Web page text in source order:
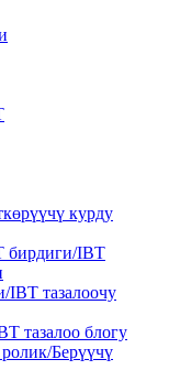
курду
бирдиги/IBT
IBT тазалоочу
тазалоо блогу
Берүүчү